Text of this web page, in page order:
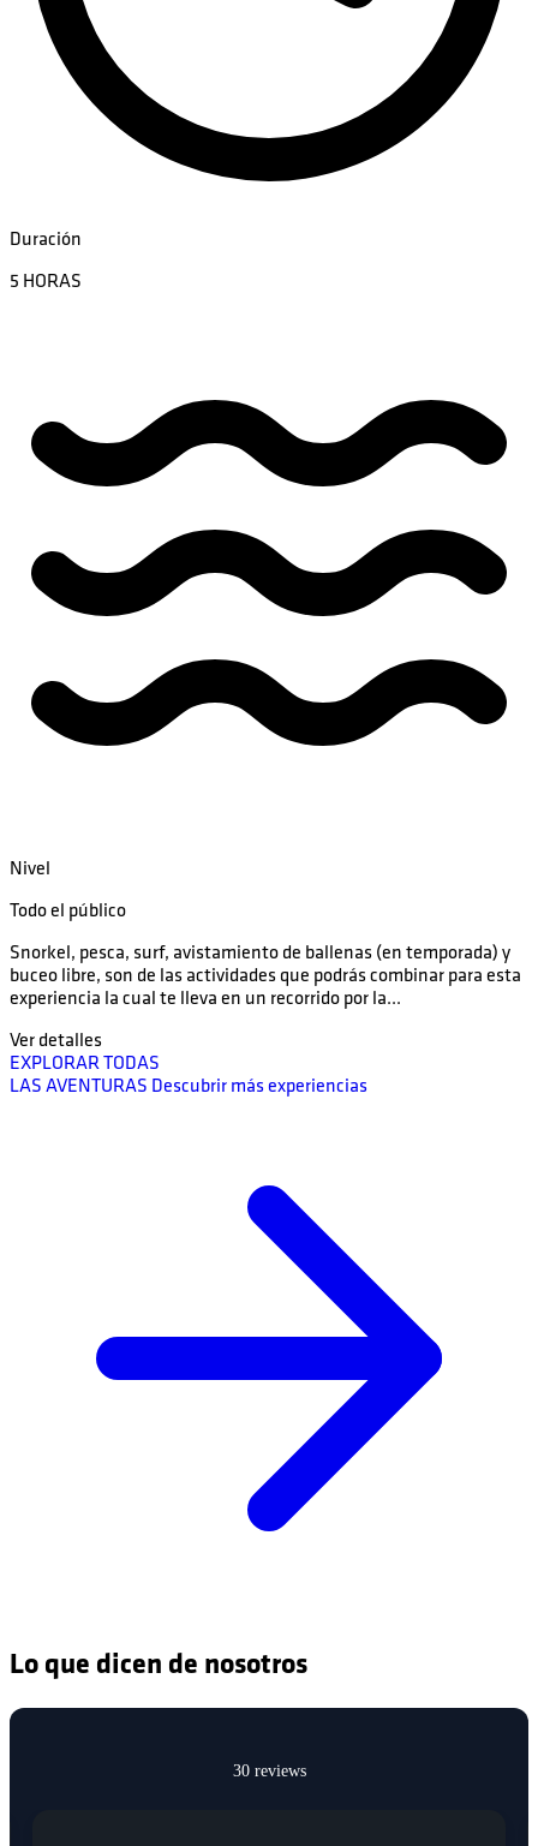
Duración
5 HORAS
Nivel
Todo el público
Snorkel, pesca, surf, avistamiento de ballenas (en temporada) y
buceo libre, son de las actividades que podrás combinar para esta
experiencia la cual te lleva en un recorrido por la...
Ver detalles
EXPLORAR TODAS
LAS AVENTURAS Descubrir más experiencias
Lo que dicen de nosotros